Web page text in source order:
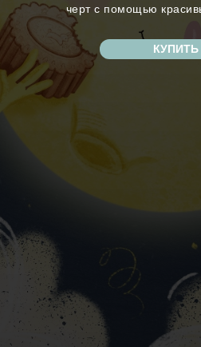
черт с помощью
КУПИТЬ